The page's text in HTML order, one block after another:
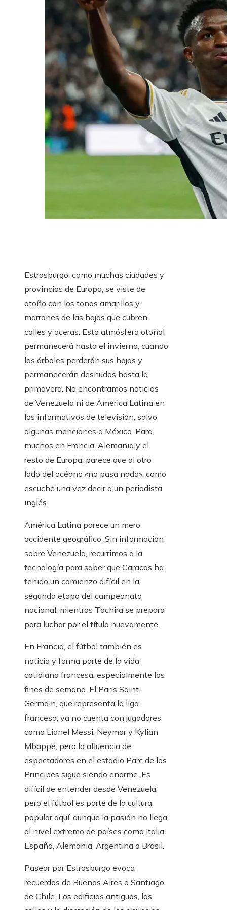
Estrasburgo, como muchas ciudades y
provincias de Europa, se viste de
otoño con los tonos amarillos y
marrones de las hojas que cubren
calles y aceras. Esta atmósfera otoñal
permanecerá hasta el invierno, cuando
los árboles perderán sus hojas y
permanecerán desnudos hasta la
primavera. No encontramos noticias
de Venezuela ni de América Latina en
los informativos de televisión, salvo
algunas menciones a México. Para
muchos en Francia, Alemania y el
resto de Europa, parece que al otro
lado del océano «no pasa nada», como
escuché una vez decir a un periodista
inglés.
América Latina parece un mero
accidente geográfico. Sin información
sobre Venezuela, recurrimos a la
tecnología para saber que Caracas ha
tenido un comienzo difícil en la
segunda etapa del campeonato
nacional, mientras Táchira se prepara
para luchar por el título nuevamente.
En Francia, el fútbol también es
noticia y forma parte de la vida
cotidiana francesa, especialmente los
fines de semana. El Paris Saint-
Germain, que representa la liga
francesa, ya no cuenta con jugadores
como Lionel Messi, Neymar y Kylian
Mbappé, pero la afluencia de
espectadores en el estadio Parc de los
Principes sigue siendo enorme. Es
difícil de entender desde Venezuela,
pero el fútbol es parte de la cultura
popular aquí, aunque la pasión no llega
al nivel extremo de países como Italia,
España, Alemania, Argentina o Brasil.
Pasear por Estrasburgo evoca
recuerdos de Buenos Aires o Santiago
de Chile. Los edificios antiguos, las